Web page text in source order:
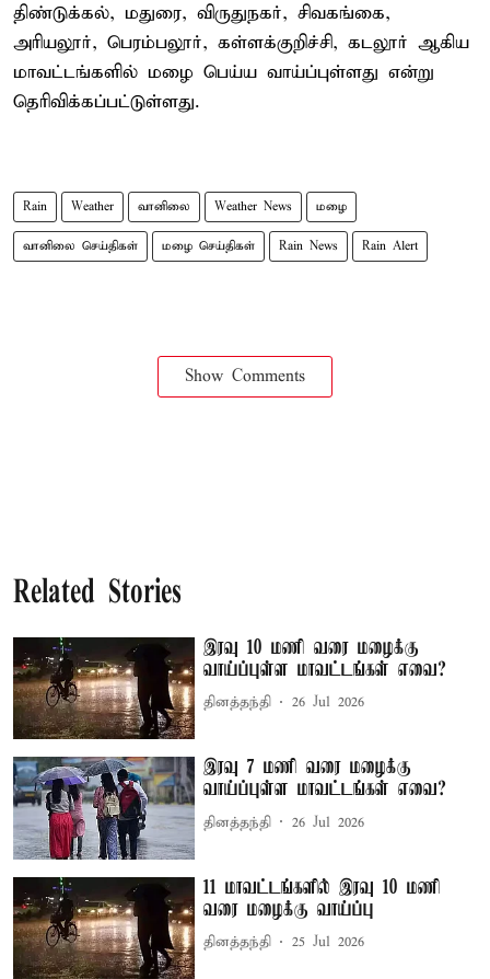
திண்டுக்கல், மதுரை, விருதுநகர், சிவகங்கை,
அரியலூர், பெரம்பலூர், கள்ளக்குறிச்சி, கடலூர் ஆகிய
மாவட்டங்களில் மழை பெய்ய வாய்ப்புள்ளது என்று
தெரிவிக்கப்பட்டுள்ளது.
Rain Weather வானிலை Weather News மழை
வானிலை செய்திகள் மழை செய்திகள் Rain News Rain Alert
Show Comments
Related Stories
இரவு 10 மணி வரை மழைக்கு
வாய்ப்புள்ள மாவட்டங்கள் எவை?
தினத்தந்தி 26 Jul 2026
இரவு 7 மணி வரை மழைக்கு
வாய்ப்புள்ள மாவட்டங்கள் எவை?
தினத்தந்தி 26 Jul 2026
11 மாவட்டங்களில் இரவு 10 மணி
வரை மழைக்கு வாய்ப்பு
தினத்தந்தி 25 Jul 2026